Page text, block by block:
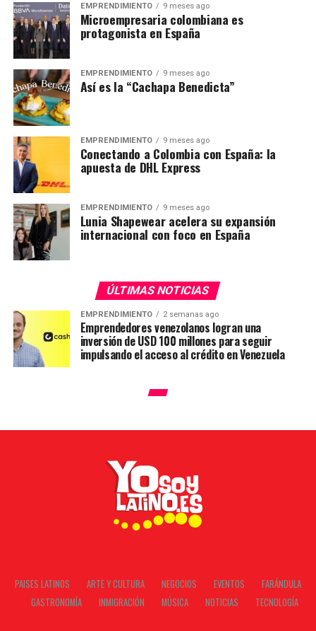
EMPRENDIMIENTO 9 meses ago
Microempresaria colombiana es
protagonista en España
EMPRENDIMIENTO 9 meses ago
Así es la “Cachapa Benedicta”
EMPRENDIMIENTO 9 meses ago
Conectando a Colombia con España: la
apuesta de DHL Express
EMPRENDIMIENTO 9 meses ago
Lunia Shapewear acelera su expansión
internacional con foco en España
ÚLTIMAS NOTICIAS
EMPRENDIMIENTO 2 semanas ago
Emprendedores venezolanos logran una
inversión de USD 100 millones para seguir
impulsando el acceso al crédito en Venezuela
PAISES LATINOS ARTE Y CULTURA NEGOCIOS EVENTOS
FARÁNDULA
GASTRONOMÍA
INMIGRACIÓN MÚSICA NOTICIAS TECNOLOGÍA